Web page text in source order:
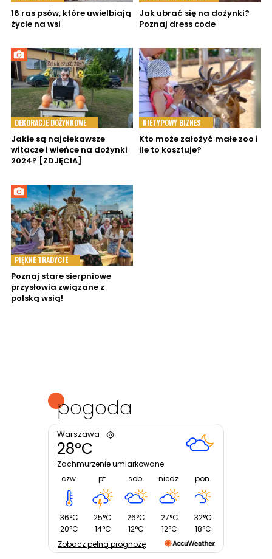
16 ras psów, które uwielbiają
życie na wsi
Jak ubrać się na dożynki?
Poznaj dress code
DEKORACJE DOŻYNKOWE
Jakie są najciekawsze
witacze i wieńce na dożynki
2024? [ZDJĘCIA]
NIETYPOWY BIZNES
Kto może założyć małe zoo i
ile to kosztuje?
PIĘKNE TRADYCJE
Poznaj stare sierpniowe
przysłowia związane z
polską wsią!
pogoda
Warszawa
28°C
Zachmurzenie umiarkowane
czw.
36°C
20°C
pt.
25°C
14°C
sob.
26°C
12°C
niedz.
27°C
12°C
pon.
32°C
18°C
Zobacz pełną prognozę